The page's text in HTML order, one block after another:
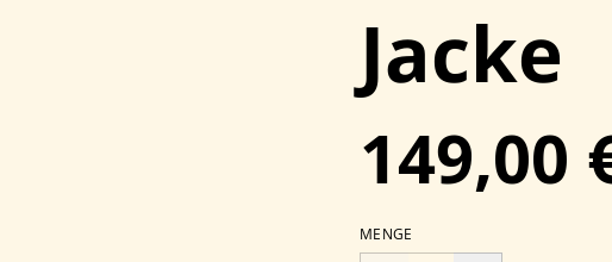
Jacke
149,00
MENGE